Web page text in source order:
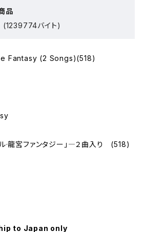
品
(1239774バイト)
Fantasy (2 Songs)(518)
ル·龍宮ファンタジー」―２曲入り (518)
to Japan only